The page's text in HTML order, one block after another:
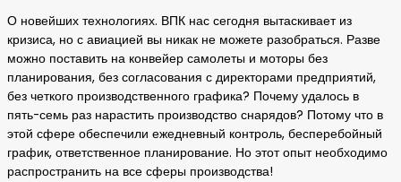
О новейших технологиях. ВПК нас сегодня вытаскивает из
кризиса, но с авиацией вы никак не можете разобраться. Разве
можно поставить на конвейер самолеты и моторы без
планирования, без согласования с директорами предприятий,
без четкого производственного графика? Почему удалось в
пять-семь раз нарастить производство снарядов? Потому что в
этой сфере обеспечили ежедневный контроль, бесперебойный
график, ответственное планирование. Но этот опыт необходимо
распространить на все сферы производства!